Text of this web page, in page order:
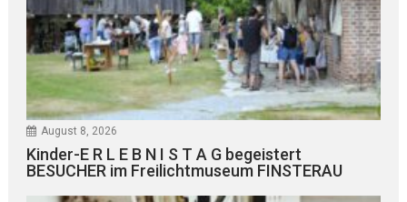
August 8, 2026
Kinder-E R L E B N I S T A G begeistert
BESUCHER im Freilichtmuseum FINSTERAU